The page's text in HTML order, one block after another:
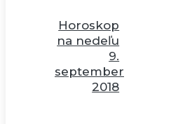
Horoskop
na nedeľu
9.
september
2018